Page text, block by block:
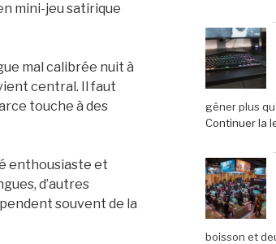
mini-jeu satirique
mal calibrée nuit à
central. Il faut
touche à des
enthousiaste et
d’autres
souvent de la
gêner plus
Continuer la
boisson et